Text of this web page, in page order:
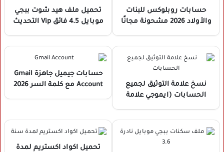
حسابات روبلوكس للبنات
والأولاد 2026 مشحونة مجانًا
تحميل ملف هيد شوت ببجي
موبايل 4.5 فائق Vip التحديث
Mobile
نسخ علامة التوثيق لجميع
الحسابات (ايموجي علامة
حسابات جيميل جاهزة Gmail
Account مع كلمة السر 2026
تحميل اكواد اكستريم لمدة